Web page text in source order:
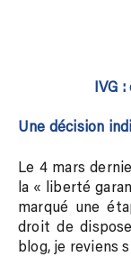
IVG
Une décision
Le 4 mars
la « liberté
marqué une
droit de
blog, je reviens